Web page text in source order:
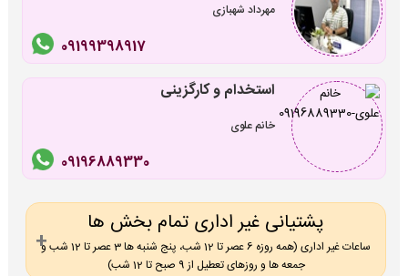
مهرداد شهبازی
09199398917
استخدام و کارگزینی
خانم علوی
09196889330
پشتیانی غیر اداری تمام بخش ها
ساعات غیر اداری (همه روزه 6 عصر تا 12 شب، پنج شنبه ها 3 عصر تا 12 شب و
جمعه ها و روزهای تعطیل از 9 صبح تا 12 شب)